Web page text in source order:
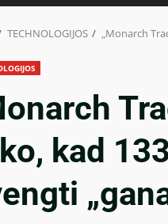
TECHNOLOGIJOS „Monarch
kad